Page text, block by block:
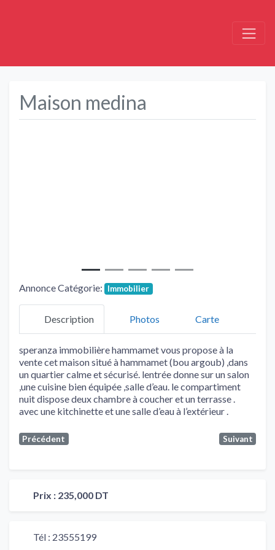
Maison medina
Annonce Catégorie: Immobilier
Description Photos Carte
speranza immobilière hammamet vous propose à la
vente cet maison situé à hammamet (bou argoub) ,dans
un quartier calme et sécurisé. lentrée donne sur un salon
,une cuisine bien équipée ,salle d’eau. le compartiment
nuit dispose deux chambre à coucher et un terrasse .
avec une kitchinette et une salle d’eau à l’extérieur .
Précédent Suivant
Prix : 235,000 DT
Tél : 23555199